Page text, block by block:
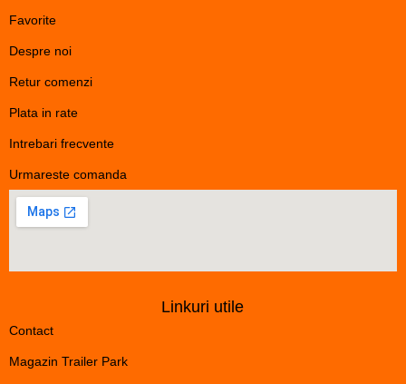
Favorite
Despre noi
Retur comenzi
Plata in rate
Intrebari frecvente
Urmareste comanda
Linkuri utile
Contact
Magazin Trailer Park